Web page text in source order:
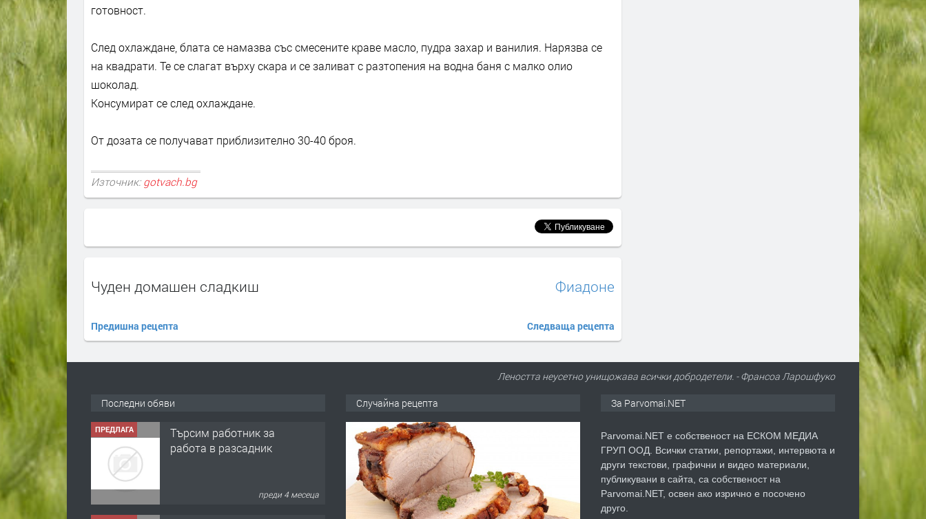
готовност.
След охлаждане, блата се намазва със смесените краве масло, пудра захар и ванилия. Нарязва се
на квадрати. Те се слагат върху скара и се заливат с разтопения на водна баня с малко олио
шоколад.
Консумират се след охлаждане.
От дозата се получават приблизително 30-40 броя.
Източник: gotvach.bg
Чуден домашен сладкиш
Предишна рецепта
Фиадоне
Следваща рецепта
Леността неусетно унищожава всички добродетели. - Франсоа Ларошфуко
Последни обяви
ПРЕДЛАГА
🌱 Работник в
разсадник
преди 4 месеца
Случайна рецепта За Parvomai.NET
Parvomai.NET е собственост на ЕСКОМ МЕДИА
ГРУП ООД. Всички статии, репортажи, интервюта и
други текстови, графични и видео материали,
публикувани в сайта, са собственост на
Parvomai.NET, освен ако изрично е посочено
друго.